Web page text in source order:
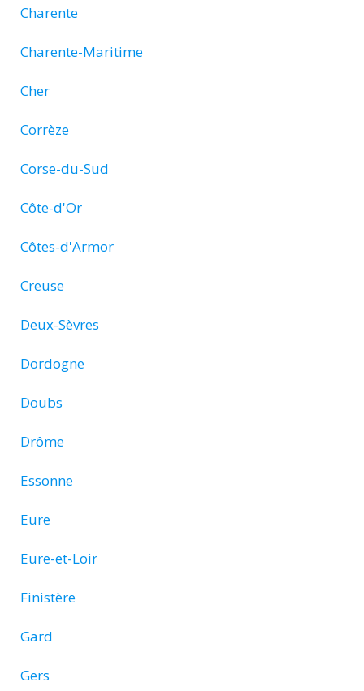
Charente
Charente-Maritime
Cher
Corrèze
Corse-du-Sud
Côte-d'Or
Côtes-d'Armor
Creuse
Deux-Sèvres
Dordogne
Doubs
Drôme
Essonne
Eure
Eure-et-Loir
Finistère
Gard
Gers